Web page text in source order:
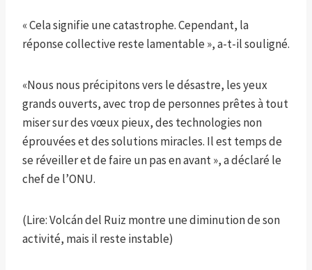
« Cela signifie une catastrophe. Cependant, la
réponse collective reste lamentable », a-t-il souligné.
«Nous nous précipitons vers le désastre, les yeux
grands ouverts, avec trop de personnes prêtes à tout
miser sur des vœux pieux, des technologies non
éprouvées et des solutions miracles. Il est temps de
se réveiller et de faire un pas en avant », a déclaré le
chef de l’ONU.
(Lire: Volcán del Ruiz montre une diminution de son
activité, mais il reste instable)